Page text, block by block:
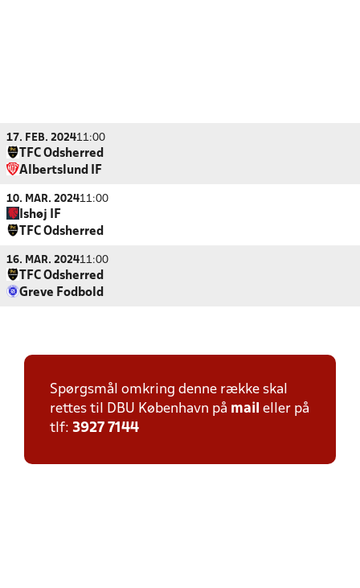
17. FEB. 202411:00
TFC Odsherred
Albertslund IF
10. MAR. 202411:00
Ishøj IF
TFC Odsherred
16. MAR. 202411:00
TFC Odsherred
Greve Fodbold
Spørgsmål omkring denne række skal
rettes til DBU København på mail eller på
tlf: 3927 7144